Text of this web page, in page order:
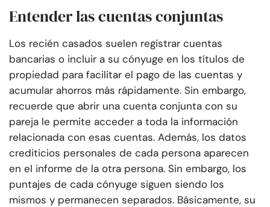
Entender las cuentas conjuntas
Los recién casados suelen registrar cuentas
bancarias o incluir a su cónyuge en los títulos de
propiedad para facilitar el pago de las cuentas y
acumular ahorros más rápidamente. Sin embargo,
recuerde que abrir una cuenta conjunta con su
pareja le permite acceder a toda la información
relacionada con esas cuentas. Además, los datos
crediticios personales de cada persona aparecen
en el informe de la otra persona. Sin embargo, los
puntajes de cada cónyuge siguen siendo los
mismos y permanecen separados. Básicamente, su